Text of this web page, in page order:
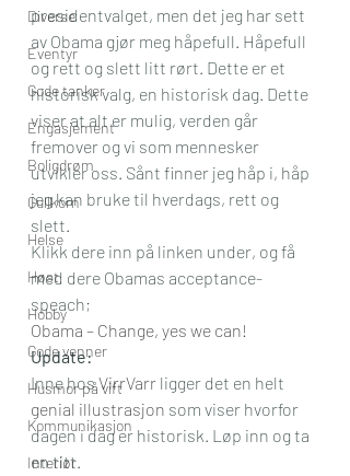
Diverse
Eventyr
Gode tanker
Engasjement
Boligdrøm
Gullkorn
Helse
Høst
Hobby
Gode venner
Husmor på vift
Kommunikasjon
Interiør
presidentvalget, men det jeg har sett
av Obama gjør meg håpefull. Håpefull
og rett og slett litt rørt. Dette er et
historisk valg, en historisk dag. Dette
viser at alt er mulig, verden går
fremover og vi som mennesker
utvikler oss. Sånt finner jeg håp i, håp
jeg kan bruke til hverdags, rett og
slett.
Klikk dere inn på linken under, og få
med dere Obamas acceptance-
speach;
Obama – Change, yes we can!
Update:
Inne hos VirrVarr ligger det en helt
genial illustrasjon som viser hvorfor
dagen i dag er historisk. Løp inn og ta
en titt.